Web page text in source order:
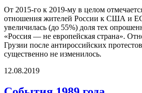
От 2015-го к 2019-му в целом
отношения жителей России к США и
увеличилась (до 55%) доля тех
«Россия — не европейская страна».
Грузии после антироссийских
существенно не изменилось.
12.08.2019